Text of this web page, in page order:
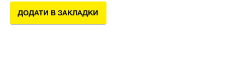
ДОДАТИ В ЗАКЛАДКИ